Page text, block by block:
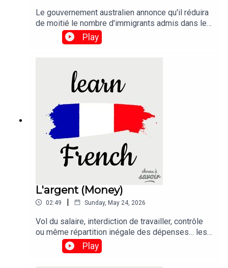
Le gouvernement australien annonce qu'il réduira
de moitié le nombre d'immigrants admis dans les
deux prochaines années dans le but de réparer le
système d'immigration "défaillant" du
in a bid to fix the country's "broken" immigration
Play
L'argent (Money)
02:49 | Sunday, May 24, 2026
Vol du salaire, interdiction de travailler, contrôle
ou même répartition inégale des dépenses… les
violences économiques dans le couple n’ont pas
disparu.Traduction :Theft of salary, prohibition
Play